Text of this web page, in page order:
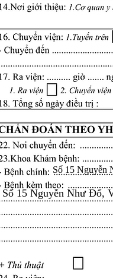
Số 15 Nguyễn
Số 15 Nguyễn Như Đổ,